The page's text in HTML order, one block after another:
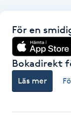
Lashlift Keratin
LED-ljusterapi
För en
Bokadirekt
Läs mer